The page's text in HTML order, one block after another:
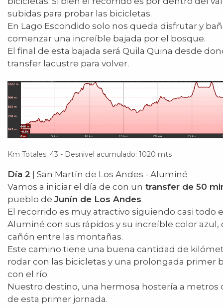
subidas para probar las bicicletas.
En Lago Escondido solo nos queda disfrutar y
comenzar una increíble bajada por el bosque.
El final de esta bajada será Quila Quina desde
transfer lacustre para volver.
Km Totales: 43 - Desnivel acumulado: 1020 mts
Día 2 | San Martín de Los Andes - Aluminé
Vamos a iniciar el día de con un transfer de 50
pueblo de Junín de Los Andes.
El recorrido es muy atractivo siguiendo casi todo
Aluminé con sus rápidos y su increíble color
cañón entre las montañas.
Este camino tiene una buena cantidad de
rodar con las bicicletas y una prolongada primer
con el río.
Nuestro destino, una hermosa hostería a metros
de esta primer jornada.